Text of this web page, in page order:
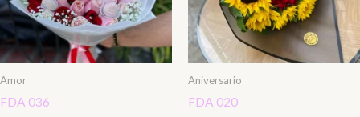
Amor
FDA 036
Aniversario
FDA 020